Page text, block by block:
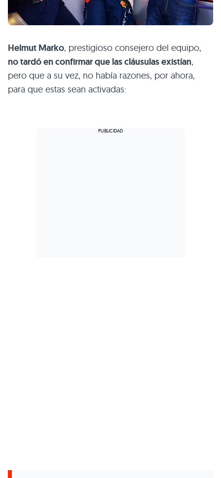
Helmut Marko, prestigioso consejero del equipo,
no tardó en confirmar que las cláusulas existían,
pero que a su vez, no había razones, por ahora,
para que estas sean activadas: